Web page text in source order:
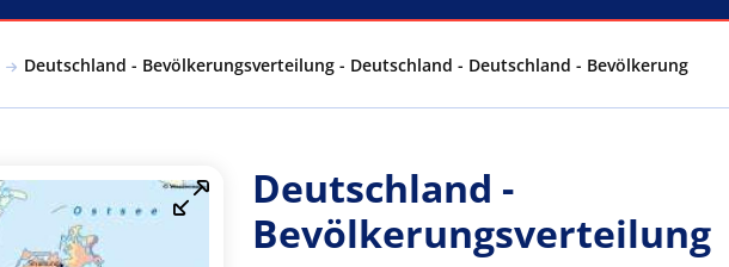
Deutschland - Bevölkerungsverteilung - Deutschland - Deutschland - Bevölkerung
Deutschland -
Bevölkerungsverteilung